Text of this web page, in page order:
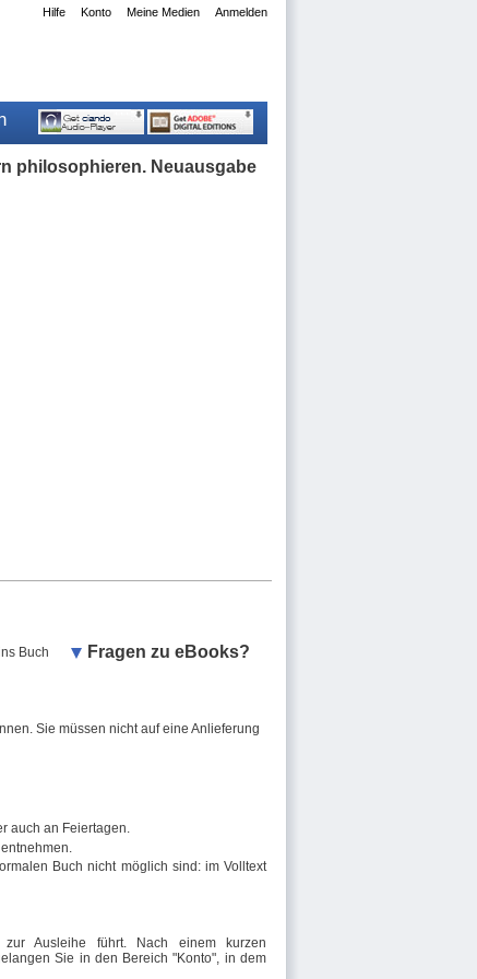
Anmelden
Meine Medien
Konto
Hilfe
philosophieren. Neuausgabe
Buch Fragen zu eBooks?
Sie müssen nicht auf eine Anlieferung
auch an Feiertagen.
Buch nicht möglich sind: im Volltext
Ausleihe führt. Nach einem kurzen
Sie in den Bereich "Konto", in dem